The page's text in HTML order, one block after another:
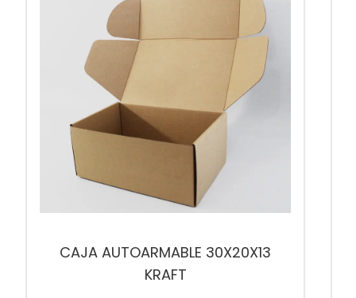
CAJA AUTOARMABLE 30X20X13
KRAFT